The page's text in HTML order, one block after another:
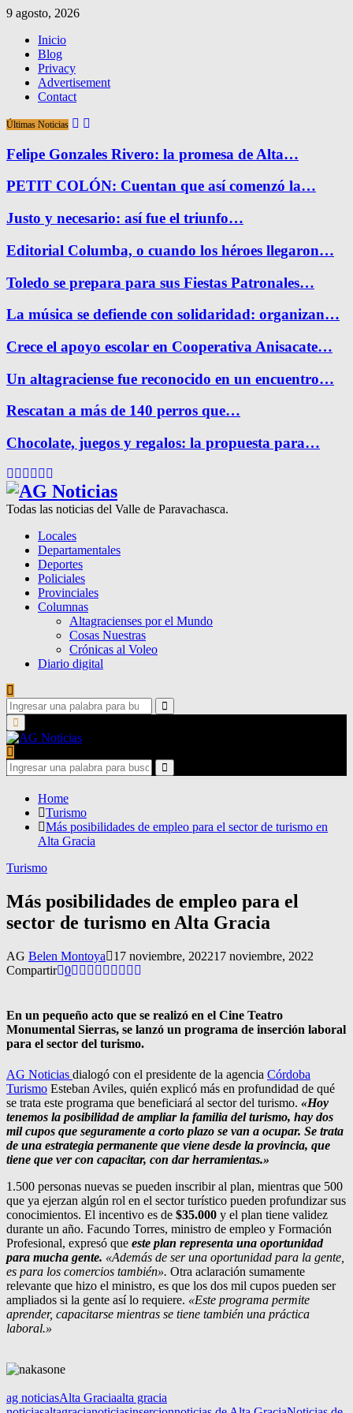
9 agosto, 2026
Inicio
Blog
Privacy
Advertisement
Contact
Últimas Noticias
Felipe Gonzales Rivero: la promesa de Alta…
PETIT COLÓN: Cuentan que así comenzó la…
Justo y necesario: así fue el triunfo…
Editorial Columba, o cuando los héroes llegaron…
Toledo se prepara para sus Fiestas Patronales…
La música se defiende con solidaridad: organizan…
Crece el apoyo escolar en Cooperativa Anisacate…
Un altagraciense fue reconocido en un encuentro…
Rescatan a más de 140 perros que…
Chocolate, juegos y regalos: la propuesta para…
Facebook
Twitter
Instagram
Pinterest
Google
Todas las noticias del Valle de Paravachasca.
Locales
Departamentales
Deportes
Policiales
Provinciales
Columnas
Altagracienses por el Mundo
Cosas Nuestras
Crónicas al Voleo
Diario digital
Search
for:
Search
Primary
Menu
Search
for:
Search
Home
Turismo
Más posibilidades de empleo para el sector de turismo en
Alta Gracia
Turismo
Más posibilidades de empleo para el
sector de turismo en Alta Gracia
AG Belen Montoya 17 noviembre, 202217 noviembre, 2022
Compartir 0
En un pequeño acto que se realizó en el Cine Teatro
Monumental Sierras, se lanzó un programa de inserción laboral
para el sector del turismo.
AG Noticias dialogó con el presidente de la agencia Córdoba
Turismo Esteban Aviles, quién explicó más en profundidad de qué
se trata este programa que beneficiará al sector del turismo. «Hoy
tenemos la posibilidad de ampliar la familia del turismo, hay dos
mil cupos que seguramente a corto plazo se van a ocupar. Se trata
de una estrategia permanente que viene desde la provincia, que
tiene que ver con capacitar, con dar herramientas.»
1.500 personas nuevas se pueden inscribir al plan, mientras que 500
que ya ejerzan algún rol en el sector turístico pueden profundizar sus
conocimientos. El incentivo es de $35.000 y el plan tiene validez
durante un año. Facundo Torres, ministro de empleo y Formación
Profesional, expresó que este plan representa una oportunidad
para mucha gente. «Además de ser una oportunidad para la gente,
es para los comercios también». Otra aclaración sumamente
relevante que hizo el ministro, es que los dos mil cupos pueden ser
ampliados si la gente así lo requiere. «Este programa permite
aprender, capacitarse mientras se tiene también una práctica
laboral.»
ag noticiasAlta Graciaalta gracia